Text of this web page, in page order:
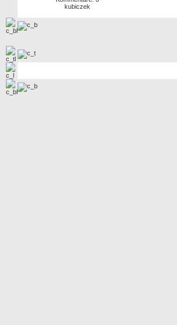
kubiczek